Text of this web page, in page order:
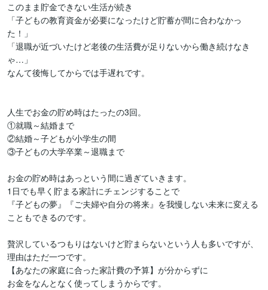
このまま貯金できない生活が続き
「子どもの教育資金が必要になったけど貯蓄が間に合わなかっ
た！」
「退職が近づいたけど老後の生活費が足りないから働き続けなき
ゃ…」
なんて後悔してからでは手遅れです。
人生でお金の貯め時はたったの3回。
①就職～結婚まで
②結婚～子どもが小学生の間
③子どもの大学卒業～退職まで
お金の貯め時はあっという間に過ぎていきます。
1日でも早く貯まる家計にチェンジすることで
『子どもの夢』『ご夫婦や自分の将来』を我慢しない未来に変える
こともできるのです。
贅沢しているつもりはないけど貯まらないという人も多いですが、
理由はただ一つです。
【あなたの家庭に合った家計費の予算】が分からずに
お金をなんとなく使ってしまうからです。